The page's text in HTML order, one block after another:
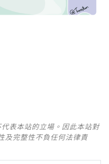
表本站的立場。因此本站對
及完整性不負任何法律責